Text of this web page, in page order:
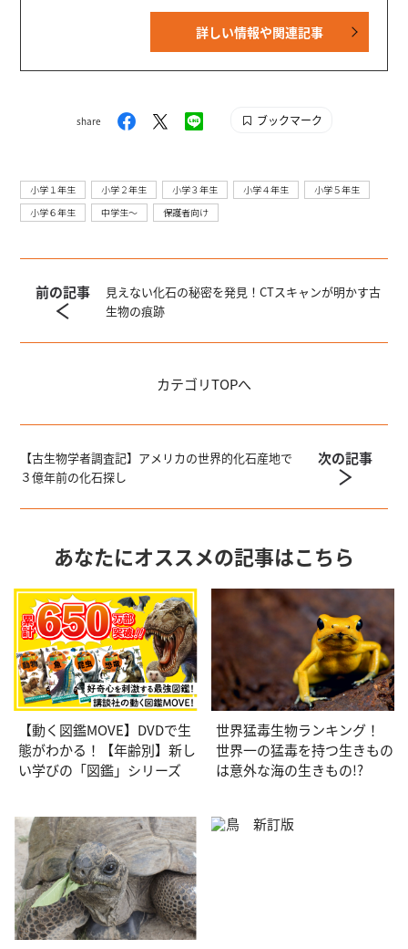
談社の図鑑MOVEシリーズの執筆など。BIRDER編集委
員。都市鳥研究会幹事。科学技術ジャーナリスト会議会
詳しい情報や関連記事
share ブックマーク
小学１年生 小学２年生 小学３年生 小学４年生
小学５年生
小学６年生
中学生〜 保護者向け
前の記事
見えない化石の秘密を発見！CTスキャンが明かす古
生物の痕跡
カテゴリTOPへ
【古生物学者調査記】アメリカの世界的化石産地で
３億年前の化石探し
次の記事
あなたにオススメの記事はこちら
【動く図鑑MOVE】DVDで生
態がわかる！【年齢別】新し
い学びの「図鑑」シリーズ
世界猛毒生物ランキング！
世界一の猛毒を持つ生きもの
は意外な海の生きもの!?